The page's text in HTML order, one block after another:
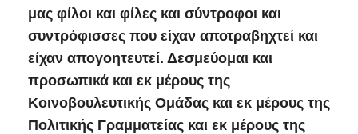
μας φίλοι και φίλες και σύντροφοι και
συντρόφισσες που είχαν αποτραβηχτεί και
είχαν απογοητευτεί. Δεσμεύομαι και
προσωπικά και εκ μέρους της
Κοινοβουλευτικής Ομάδας και εκ μέρους της
Πολιτικής Γραμματείας και εκ μέρους της